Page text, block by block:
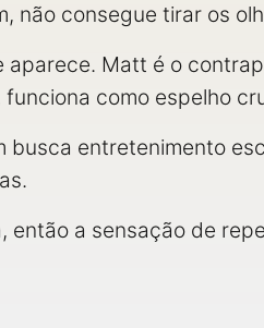
não consegue tirar os
aparece. Matt é o
como espelho
busca entretenimento
a sensação de